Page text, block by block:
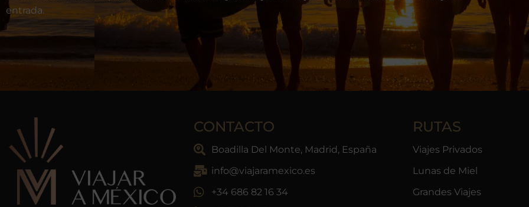
entrada.
CONTACTO
Boadilla Del Monte, Madrid, España
info@viajaramexico.es
+34 686 82 16 34
RUTAS
Viajes Privados
Lunas de Miel
Grandes Viajes